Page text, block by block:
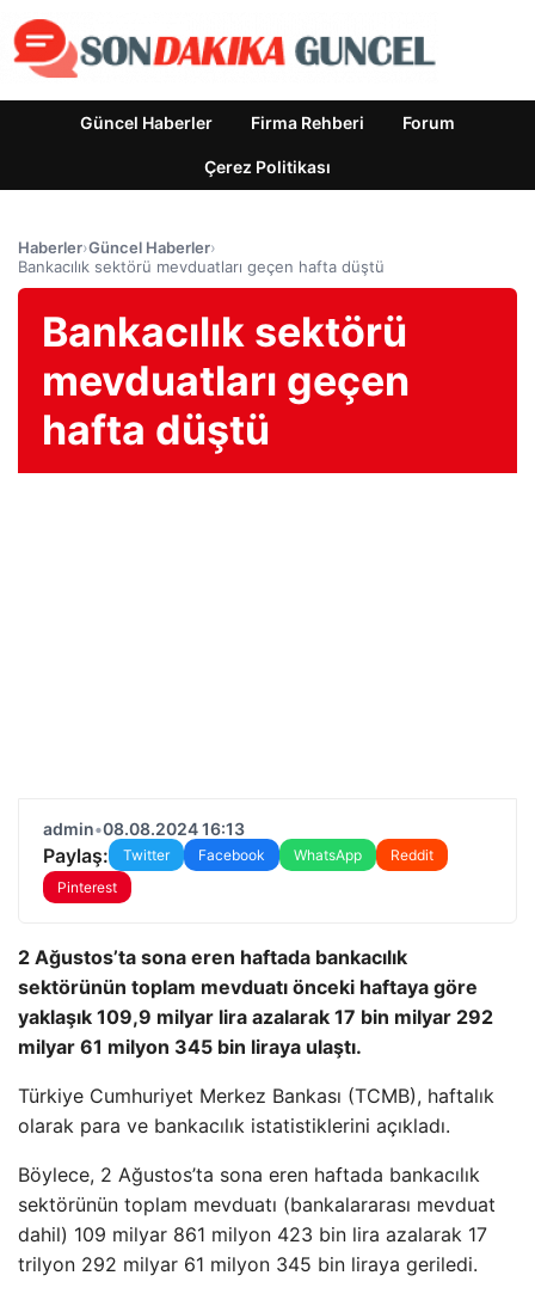
Güncel Haberler Firma Rehberi Forum
Çerez Politikası
Haberler›Güncel Haberler›
Bankacılık sektörü mevduatları geçen hafta düştü
Bankacılık sektörü
mevduatları geçen
hafta düştü
admin•08.08.2024 16:13
Paylaş: Twitter Facebook WhatsApp
Reddit
Pinterest
2 Ağustos’ta sona eren haftada bankacılık
sektörünün toplam mevduatı önceki haftaya göre
yaklaşık 109,9 milyar lira azalarak 17 bin milyar 292
milyar 61 milyon 345 bin liraya ulaştı.
Türkiye Cumhuriyet Merkez Bankası (TCMB), haftalık
olarak para ve bankacılık istatistiklerini açıkladı.
Böylece, 2 Ağustos’ta sona eren haftada bankacılık
sektörünün toplam mevduatı (bankalararası mevduat
dahil) 109 milyar 861 milyon 423 bin lira azalarak 17
trilyon 292 milyar 61 milyon 345 bin liraya geriledi.